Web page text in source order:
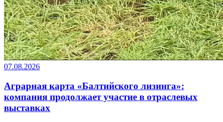
07.08.2026
Аграрная карта «Балтийского лизинга»:
компания продолжает участие в отраслевых
выставках